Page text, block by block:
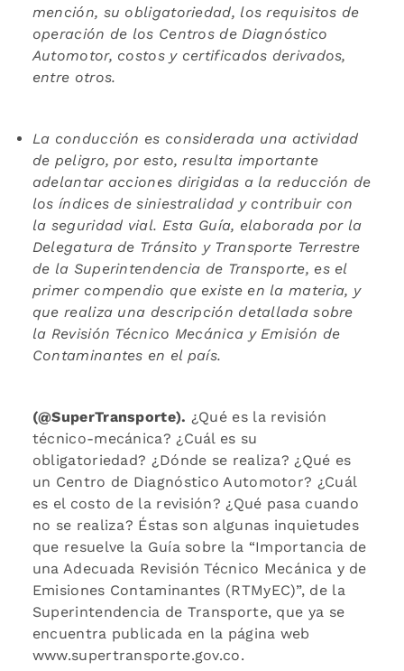
mención, su obligatoriedad, los requisitos de
operación de los Centros de Diagnóstico
Automotor, costos y certificados derivados,
entre otros.
La conducción es considerada una actividad
de peligro, por esto, resulta importante
adelantar acciones dirigidas a la reducción de
los índices de siniestralidad y contribuir con
la seguridad vial. Esta Guía, elaborada por la
Delegatura de Tránsito y Transporte Terrestre
de la Superintendencia de Transporte, es el
primer compendio que existe en la materia, y
que realiza una descripción detallada sobre
la Revisión Técnico Mecánica y Emisión de
Contaminantes en el país.
(@SuperTransporte). ¿Qué es la revisión
técnico-mecánica? ¿Cuál es su
obligatoriedad? ¿Dónde se realiza? ¿Qué es
un Centro de Diagnóstico Automotor? ¿Cuál
es el costo de la revisión? ¿Qué pasa cuando
no se realiza? Éstas son algunas inquietudes
que resuelve la Guía sobre la “Importancia de
una Adecuada Revisión Técnico Mecánica y de
Emisiones Contaminantes (RTMyEC)”, de la
Superintendencia de Transporte, que ya se
encuentra publicada en la página web
www.supertransporte.gov.co.